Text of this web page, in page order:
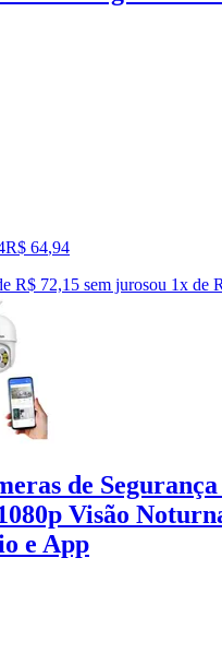
R$ 64,94
R$ 72,15 sem jurosou 1x de
de
Visão
e App